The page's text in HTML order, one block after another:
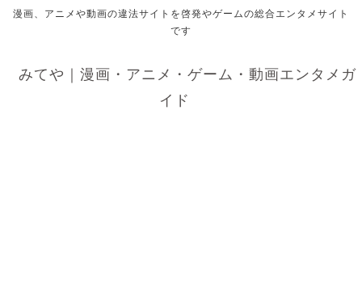
漫画、アニメや動画の違法サイトを啓発やゲームの総合エンタメサイト
です
みてや｜漫画・アニメ・ゲーム・動画エンタメガ
イド